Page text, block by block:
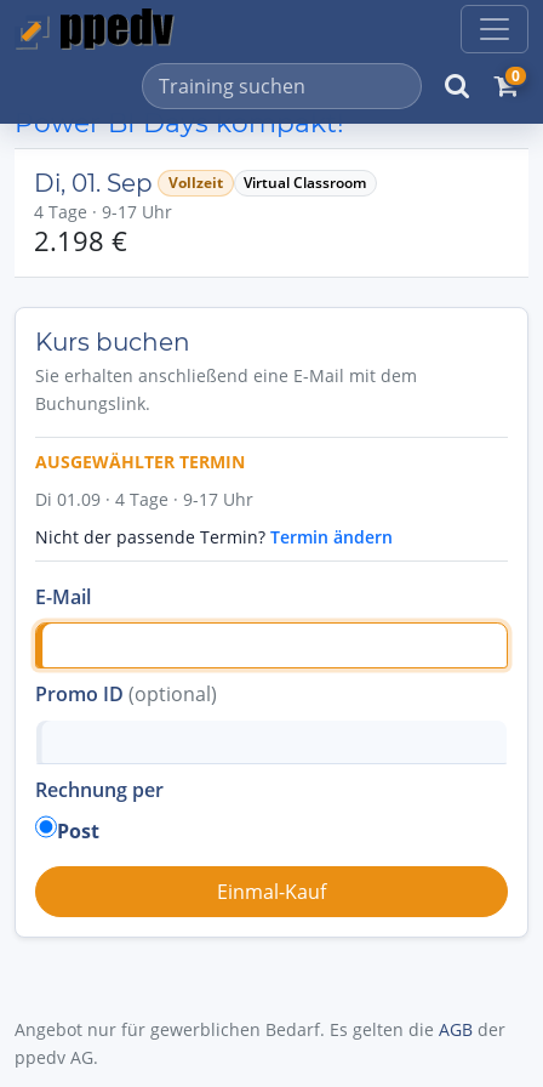
0
Power BI Days kompakt!
Di, 01. Sep Vollzeit Virtual Classroom
4 Tage · 9-17 Uhr
2.198 €
Kurs buchen
Sie erhalten anschließend eine E-Mail mit dem
Buchungslink.
AUSGEWÄHLTER TERMIN
Di 01.09 · 4 Tage · 9-17 Uhr
Nicht der passende Termin? Termin ändern
E-Mail
Promo ID (optional)
Rechnung per
Post
Angebot nur für gewerblichen Bedarf. Es gelten die AGB der
ppedv AG.